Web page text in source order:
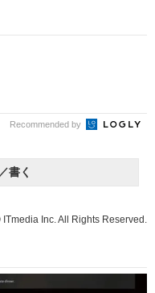
Recommended by
書く
Inc. All Rights Reserved.